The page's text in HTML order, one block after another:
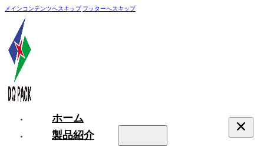
メインコンテンツへスキップ フッターへスキップ
ホーム
製品紹介